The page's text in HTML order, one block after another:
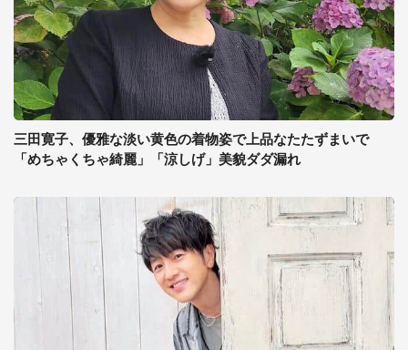
三田寛子、優雅な淡い黄色の着物姿で上品なたたずまいで
「めちゃくちゃ綺麗」「涼しげ」美貌ダダ漏れ